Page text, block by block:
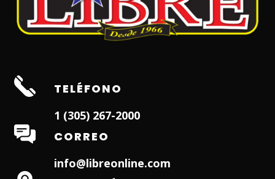
TELÉFONO
1 (305) 267-2000
CORREO
info@libreonline.com